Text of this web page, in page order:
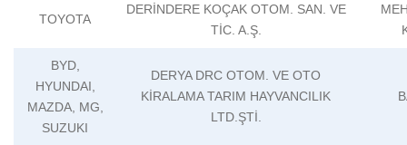
TOYOTA
DERİNDERE KOÇAK OTOM. SAN. VE
TİC. A.Ş.
BYD,
HYUNDAI,
MAZDA, MG,
SUZUKI
DERYA DRC OTOM. VE OTO
KİRALAMA TARIM HAYVANCILIK
LTD.ŞTİ.